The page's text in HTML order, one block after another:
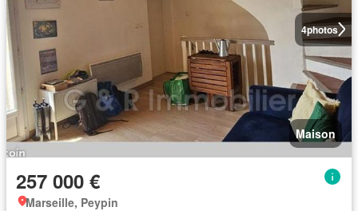
4photos
Maison
257 000 €
Marseille, Peypin